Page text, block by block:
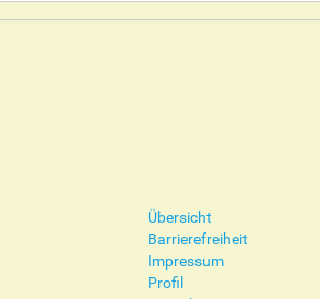
Übersicht
Barrierefreiheit
Impressum
Profil